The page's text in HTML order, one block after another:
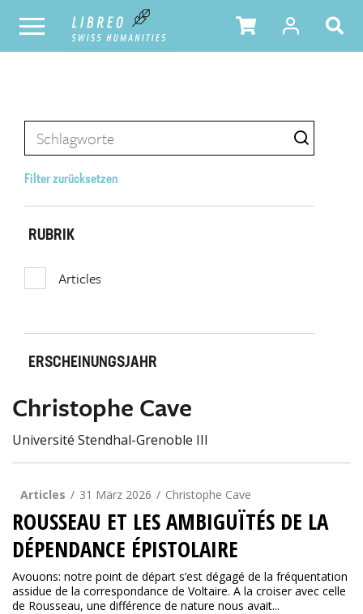
Filter zurücksetzen
RUBRIK
Articles
ERSCHEINUNGSJAHR
Christophe Cave
Université Stendhal-Grenoble III
Articles 31 März 2026 Christophe Cave
ROUSSEAU ET LES AMBIGUÏTÉS DE LA
DÉPENDANCE ÉPISTOLAIRE
Avouons: notre point de départ s’est dégagé de la fréquentation
assidue de la correspondance de Voltaire. A la croiser avec celle
de Rousseau, une différence de nature nous avait...